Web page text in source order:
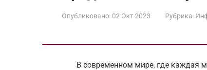
Опубликовано: 02 Окт 2023 Рубрика:
В современном мире, где каждая